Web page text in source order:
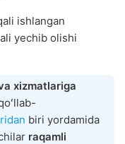
ishlangan
yechib olishi
xizmatlariga
biri yordamida
raqamli